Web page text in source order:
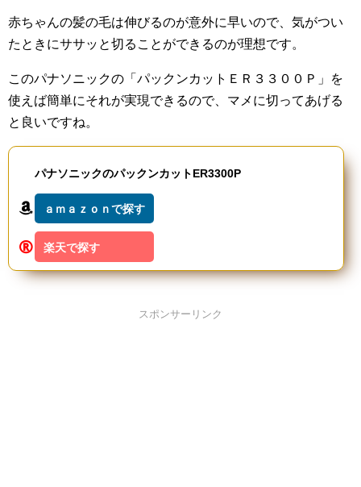
赤ちゃんの髪の毛は伸びるのが意外に早いので、気がつい
たときにササッと切ることができるのが理想です。
このパナソニックの「パックンカットＥＲ３３００Ｐ」を
使えば簡単にそれが実現できるので、マメに切ってあげる
と良いですね。
パナソニックのパックンカットER3300P
ａｍａｚｏｎで探す
楽天で探す
スポンサーリンク